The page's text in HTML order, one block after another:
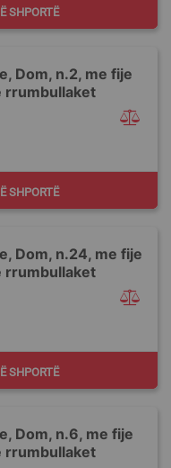
SHPORTË
Dom, n.2, me fije
rrumbullaket
SHPORTË
Dom, n.24, me fije
rrumbullaket
SHPORTË
Dom, n.6, me fije
rrumbullaket